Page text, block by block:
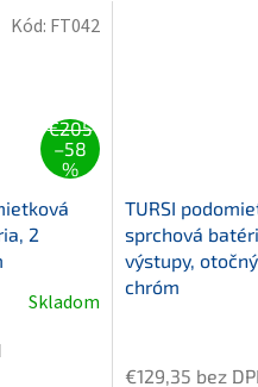
€205
–58
%
2
Skladom
Kód: FT042
TURSI
sprchová
výstupy,
chróm
€129,35 bez